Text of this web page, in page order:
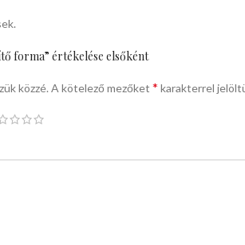
forma” értékelése elsőként
közzé. A kötelező mezőket * karakterrel